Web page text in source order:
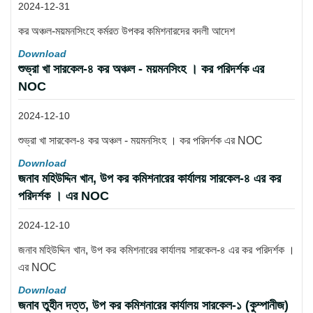
2024-12-31
কর অঞ্চল-ময়মনসিংহে কর্মরত উপকর কমিশনারদের বদলী আদেশ
Download
শুভ্রা খা সারকেল-৪ কর অঞ্চল - ময়মনসিংহ । কর পরিদর্শক এর
NOC
2024-12-10
শুভ্রা খা সারকেল-৪ কর অঞ্চল - ময়মনসিংহ । কর পরিদর্শক এর NOC
Download
জনাব মহিউদ্দিন খান, উপ কর কমিশনারের কার্যালয় সারকেল-৪ এর কর
পরিদর্শক । এর NOC
2024-12-10
জনাব মহিউদ্দিন খান, উপ কর কমিশনারের কার্যালয় সারকেল-৪ এর কর পরিদর্শক ।
এর NOC
Download
জনাব তুহীন দত্ত, উপ কর কমিশনারের কার্যালয় সারকেল-১ (কুম্পানীজ)